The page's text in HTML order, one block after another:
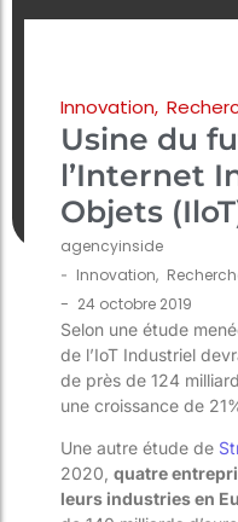
Innovation,
Usine du
l’Internet
Objets
agencyinside
- Innovation,
- 24 octobre 2019
Selon une étude
de l’IoT Industriel
de près de 124
une croissance de
Une autre étude de
2020, quatre
leurs industries en